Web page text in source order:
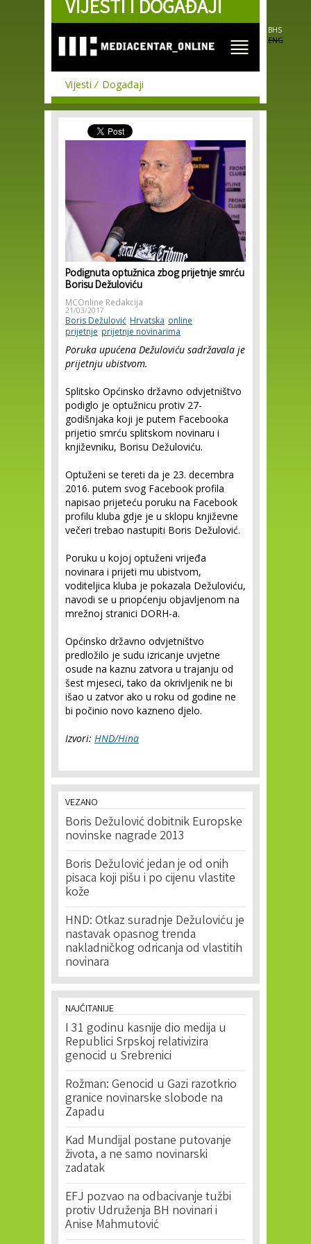
Skip to
main
VIJESTI I DOGAĐAJI
BHS
ENG
Vijesti Događaji
Podignuta optužnica zbog prijetnje smrću
Borisu Dežuloviću
MCOnline Redakcija
21/03/2017
Boris Dežulović Hrvatska online
prijetnje prijetnje novinarima
Poruka upućena Dežuloviću sadržavala je
prijetnju ubistvom.
Splitsko Općinsko državno odvjetništvo
podiglo je optužnicu protiv 27-
godišnjaka koji je putem Facebooka
prijetio smrću splitskom novinaru i
književniku, Borisu Dežuloviću.
Optuženi se tereti da je 23. decembra
2016. putem svog Facebook profila
napisao prijeteću poruku na Facebook
profilu kluba gdje je u sklopu književne
večeri trebao nastupiti Boris Dežulović.
Poruku u kojoj optuženi vrijeđa
novinara i prijeti mu ubistvom,
voditeljica kluba je pokazala Dežuloviću,
navodi se u priopćenju objavljenom na
mrežnoj stranici DORH-a.
Općinsko državno odvjetništvo
predložilo je sudu izricanje uvjetne
osude na kaznu zatvora u trajanju od
šest mjeseci, tako da okrivljenik ne bi
išao u zatvor ako u roku od godine ne
bi počinio novo kazneno djelo.
Izvori: HND/Hina
VEZANO
Boris Dežulović dobitnik Europske
novinske nagrade 2013
Boris Dežulović jedan je od onih
pisaca koji pišu i po cijenu vlastite
kože
HND: Otkaz suradnje Dežuloviću je
nastavak opasnog trenda
nakladničkog odricanja od vlastitih
novinara
NAJČITANIJE
I 31 godinu kasnije dio medija u
Republici Srpskoj relativizira
genocid u Srebrenici
Rožman: Genocid u Gazi razotkrio
granice novinarske slobode na
Zapadu
Kad Mundijal postane putovanje
života, a ne samo novinarski
zadatak
EFJ pozvao na odbacivanje tužbi
protiv Udruženja BH novinari i
Anise Mahmutović